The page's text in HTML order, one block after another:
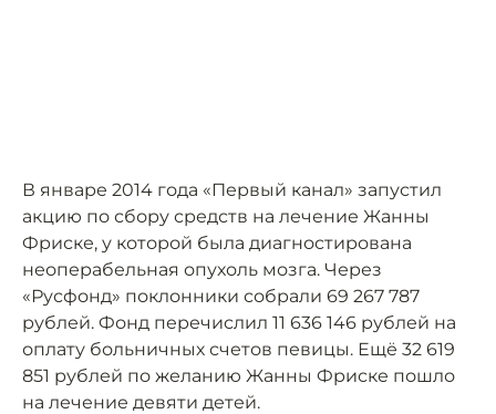
В январе 2014 года «Первый канал» запустил
акцию по сбору средств на лечение Жанны
Фриске, у которой была диагностирована
неоперабельная опухоль мозга. Через
«Русфонд» поклонники собрали 69 267 787
рублей. Фонд перечислил 11 636 146 рублей на
оплату больничных счетов певицы. Ещё 32 619
851 рублей по желанию Жанны Фриске пошло
на лечение девяти детей.